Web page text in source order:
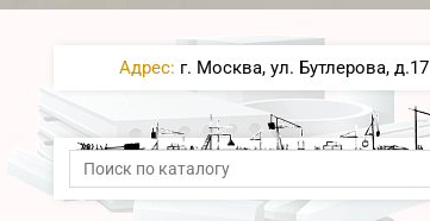
Адрес: г. Москва, ул. Бутлерова, д.17